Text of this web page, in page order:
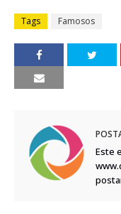
Tags Famosos
Este